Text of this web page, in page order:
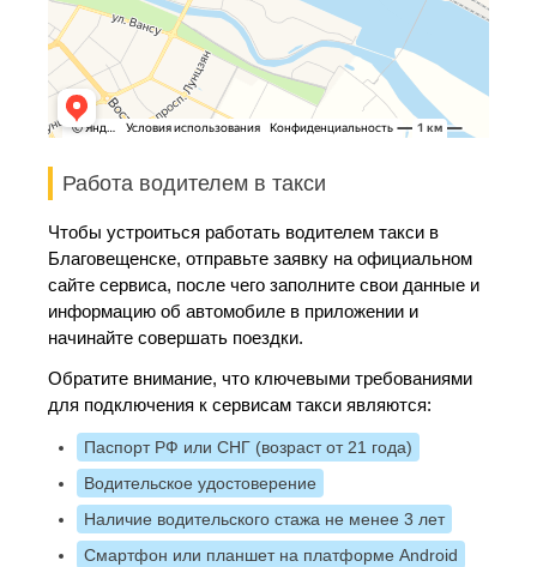
Работа водителем в такси
Чтобы устроиться работать водителем такси в
Благовещенске, отправьте заявку на официальном
сайте сервиса, после чего заполните свои данные и
информацию об автомобиле в приложении и
начинайте совершать поездки.
Обратите внимание, что ключевыми требованиями
для подключения к сервисам такси являются:
Паспорт РФ или СНГ (возраст от 21 года)
Водительское удостоверение
Наличие водительского стажа не менее 3 лет
Смартфон или планшет на платформе Android